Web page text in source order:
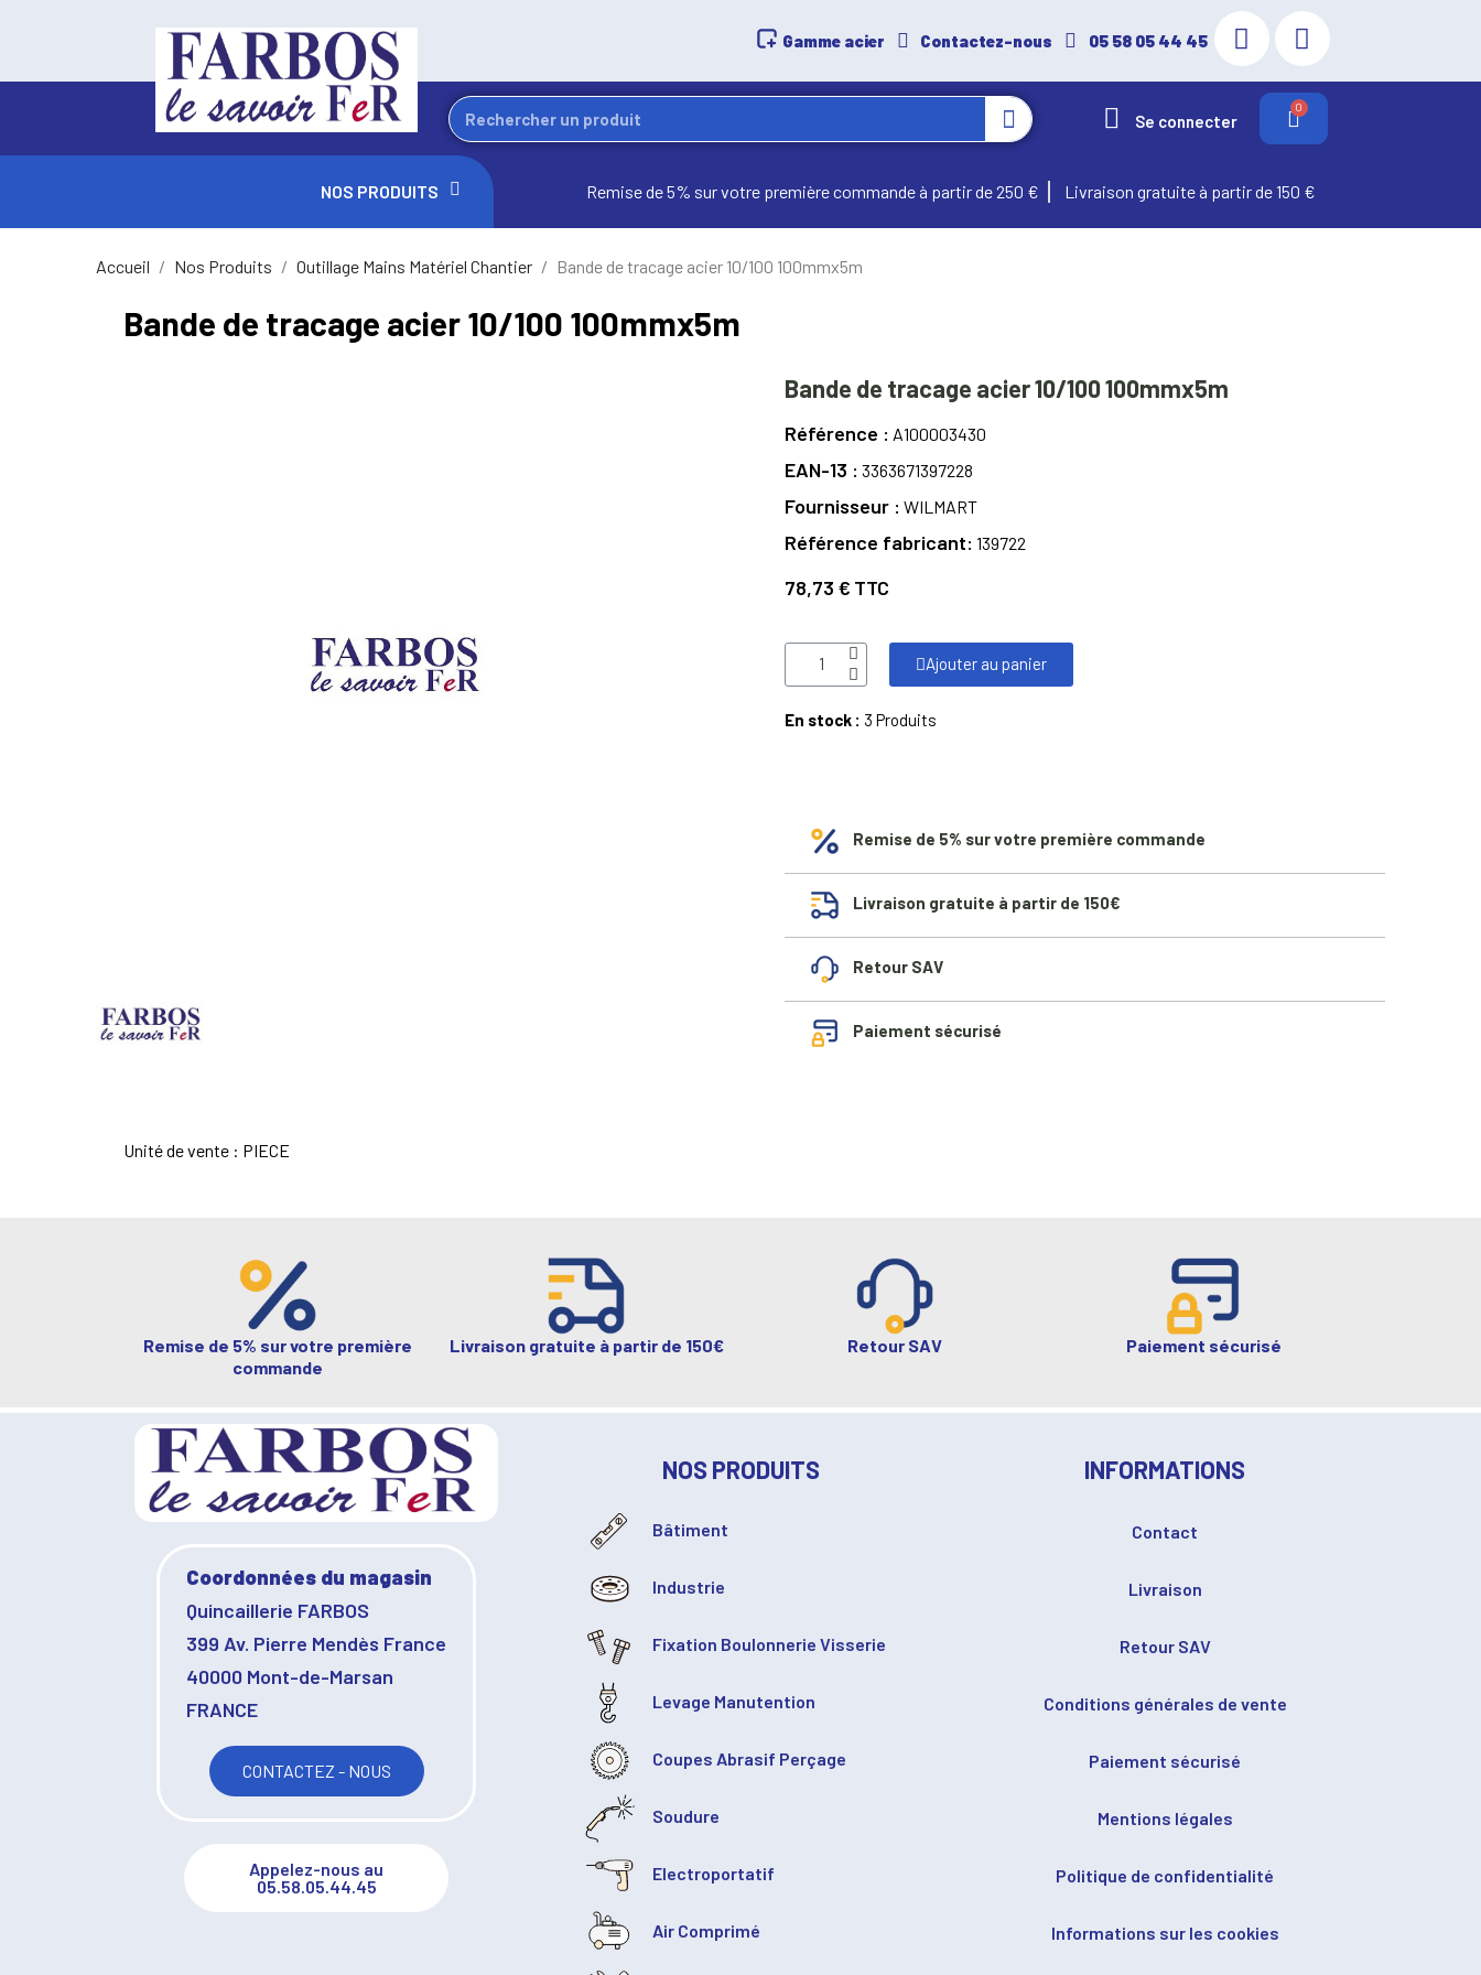
Gamme acier Contactez-nous 05 58 05 44 45
Se connecter
NOS PRODUITS Remise de 5% sur votre première commande à partir de 250 € Livraison gratuite à partir de 150 €
Accueil Nos Produits Outillage Mains Matériel Chantier Bande de tracage acier 10/100 100mmx5m
Bande de tracage acier 10/100 100mmx5m
Bande de tracage acier 10/100 100mmx5m
Référence A100003430
EAN-13 3363671397228
Fournisseur WILMART
Référence fabricant 139722
78,73 € TTC
Ajouter au panier
En stock : 3 Produits
Remise de 5% sur votre première commande
Livraison gratuite à partir de 150€
Retour SAV
Paiement sécurisé
Unité de vente : PIECE
Remise de 5% sur votre première
commande
Livraison gratuite à partir de 150€ Retour SAV Paiement sécurisé
Coordonnées du magasin
Quincaillerie FARBOS
399 Av. Pierre Mendès France
40000 Mont-de-Marsan
FRANCE
CONTACTEZ - NOUS
Appelez-nous au
05.58.05.44.45
NOS PRODUITS
Bâtiment
Industrie
Fixation Boulonnerie Visserie
Levage Manutention
Coupes Abrasif Perçage
Soudure
Electroportatif
Air Comprimé
INFORMATIONS
Contact
Livraison
Retour SAV
Conditions générales de vente
Paiement sécurisé
Mentions légales
Politique de confidentialité
Informations sur les cookies